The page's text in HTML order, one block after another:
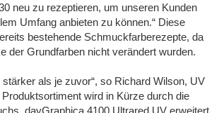
neu zu rezeptieren, um unseren Kunden
Umfang anbieten zu können.“ Diese
bestehende Schmuckfarberezepte, da
der Grundfarben nicht verändert wurden.
als je zuvor“, so Richard Wilson, UV
wird in Kürze durch die
dayGraphica 4100 Ultrared UV erweitert.